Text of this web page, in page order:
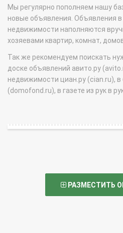
Мы регулярно пополняем нашу
новые объявления. Объявления
недвижимости наполняются
хозяевами квартир, комнат,
Так же рекомендуем поискать
доске объявлений авито.ру
недвижимости циан.ру (cian.ru),
(domofond.ru), в газете из рук в
РАЗМЕСТИТЬ